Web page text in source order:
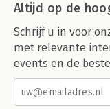
Altijd op de
Schrijf u in voor
met relevante
events en de